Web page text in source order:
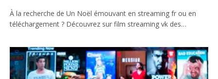
À la recherche de Un Noël émouvant en streaming fr ou en
téléchargement ? Découvrez sur film streaming vk des…